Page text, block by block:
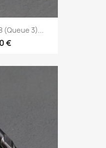
(Queue 3)...
€